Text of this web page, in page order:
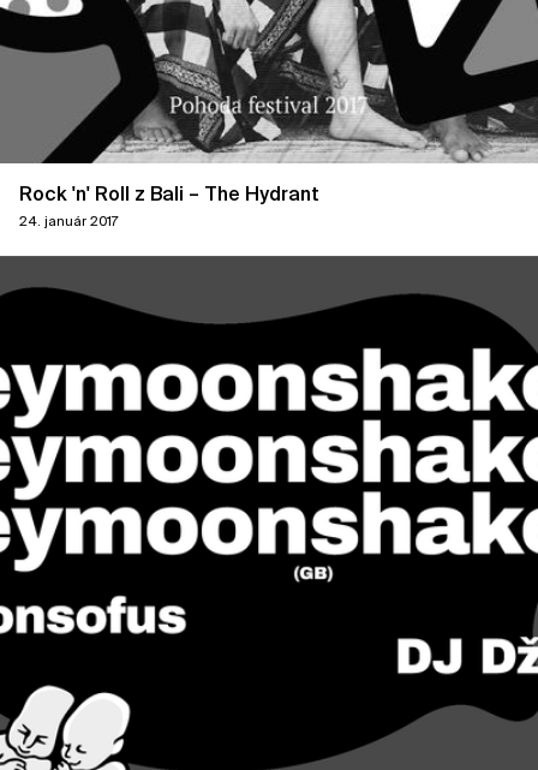
Rock 'n' Roll z Bali – The Hydrant
24. január 2017